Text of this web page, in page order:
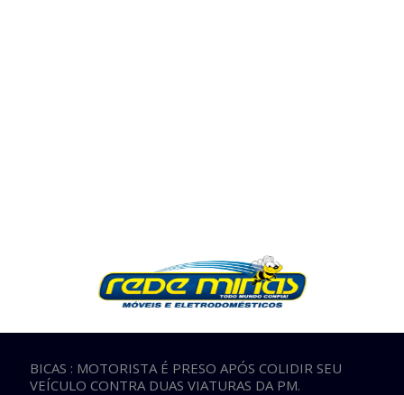
BICAS : MOTORISTA É PRESO APÓS COLIDIR SEU
VEÍCULO CONTRA DUAS VIATURAS DA PM.